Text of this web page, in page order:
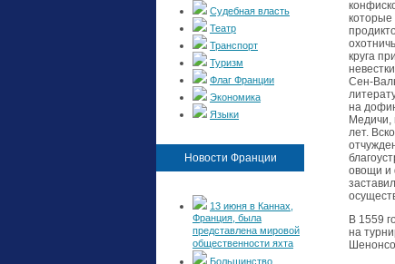
Судебная власть
Театр
Транспорт
Туризм
Флаг Франции
Экономика
Языки
Новости Франции
13 июня в Каннах,
Франция, была
представлена мировой
общественности яхта
Большинство
которые
круга
Сен-
на
Медичи,
лет.
овощи и
В 1559
на